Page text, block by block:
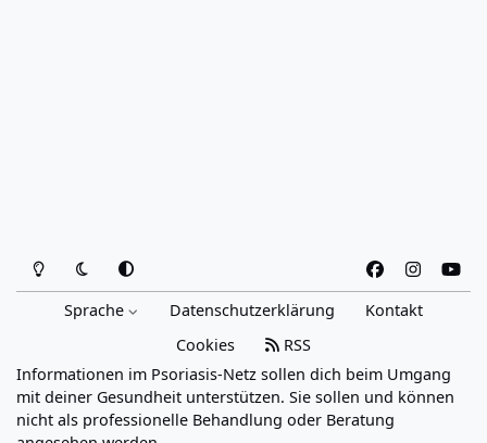
Heller ModusDunkler Modus
Systemeinstellung
a
b
o
o
n
s
a
g
o
u
b
Sprache Datenschutzerklärung
Kontakt
Cookies
RSS
Informationen im Psoriasis-Netz sollen dich beim Umgang
mit deiner Gesundheit unterstützen. Sie sollen und können
nicht als professionelle Behandlung oder Beratung